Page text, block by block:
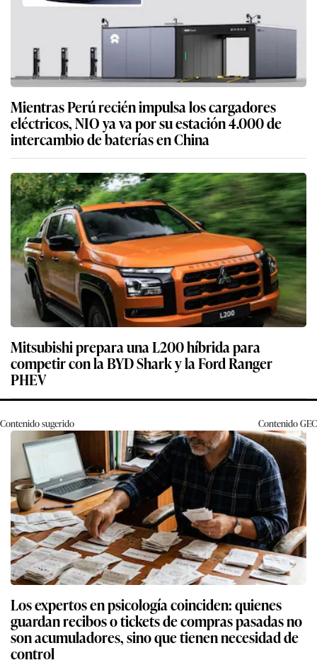
Mientras Perú recién impulsa los cargadores
eléctricos, NIO ya va por su estación 4.000 de
intercambio de baterías en China
Mitsubishi prepara una L200 híbrida para
competir con la BYD Shark y la Ford Ranger
PHEV
Contenido sugerido ContenidoGEC
Los expertos en psicología coinciden: quienes
guardan recibos o tickets de compras pasadas no
son acumuladores, sino que tienen necesidad de
control